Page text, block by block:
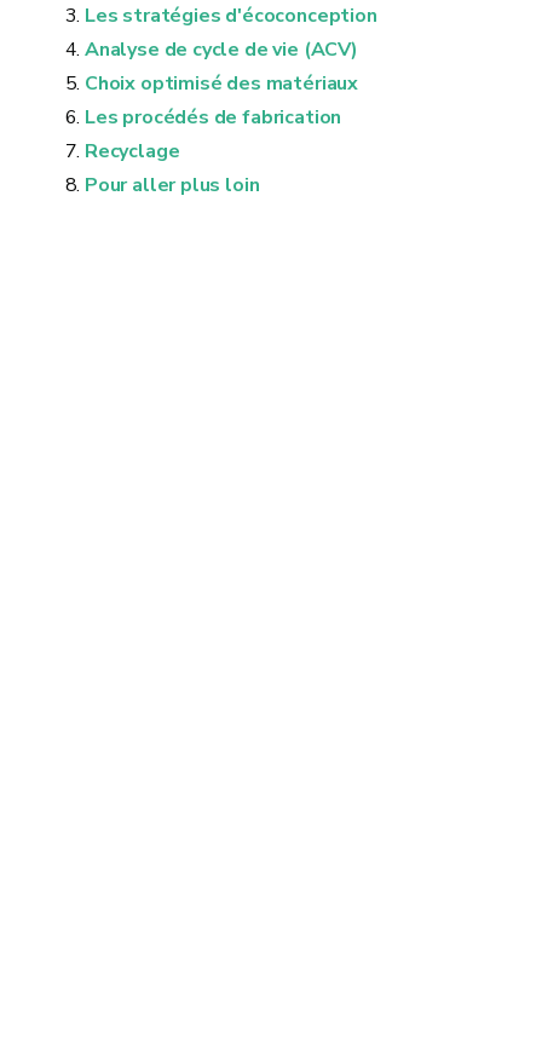
Les stratégies d'écoconception
Analyse de cycle de vie (ACV)
Choix optimisé des matériaux
Les procédés de fabrication
Recyclage
Pour aller plus loin